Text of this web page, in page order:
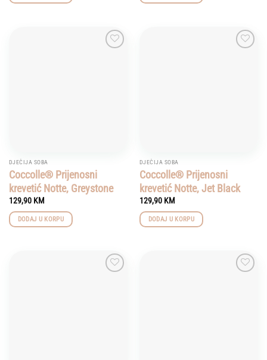
DJEČIJA SOBA
Coccolle® Prijenosni
krevetić Notte, Greystone
129,90 KM
DODAJ U KORPU
DJEČIJA SOBA
Coccolle® Prijenosni
krevetić Notte, Jet Black
129,90 KM
DODAJ U KORPU